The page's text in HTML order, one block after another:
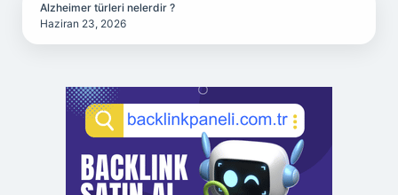
Alzheimer türleri nelerdir ?
Haziran 23, 2026